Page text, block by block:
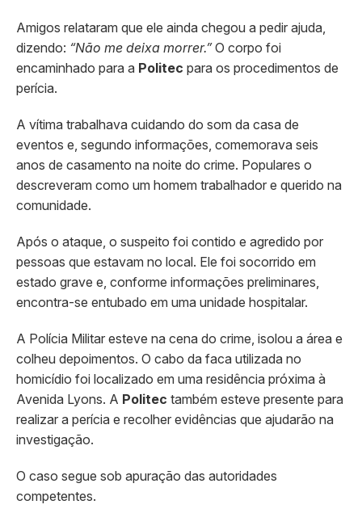
Amigos relataram que ele ainda chegou a pedir ajuda,
dizendo: “Não me deixa morrer.”O corpo foi
encaminhado para a Politec para os procedimentos de
perícia.
A vítima trabalhava cuidando do som da casa de
eventos e, segundo informações, comemorava seis
anos de casamento na noite do crime. Populares o
descreveram como um homem trabalhador e querido na
comunidade.
Após o ataque, o suspeito foi contido e agredido por
pessoas que estavam no local. Ele foi socorrido em
estado grave e, conforme informações preliminares,
encontra-se entubado em uma unidade hospitalar.
A Polícia Militar esteve na cena do crime, isolou a área e
colheu depoimentos. O cabo da faca utilizada no
homicídio foi localizado em uma residência próxima à
Avenida Lyons. A Politec também esteve presente para
realizar a perícia e recolher evidências que ajudarão na
investigação.
O caso segue sob apuração das autoridades
competentes.